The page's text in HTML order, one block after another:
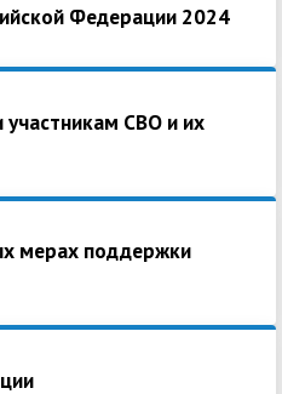
Федерации 2024
СВО и их
мерах поддержки